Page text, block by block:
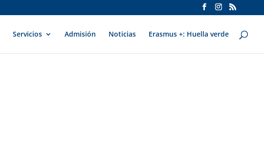
Servicios Admisión Noticias Erasmus +: Huella verde